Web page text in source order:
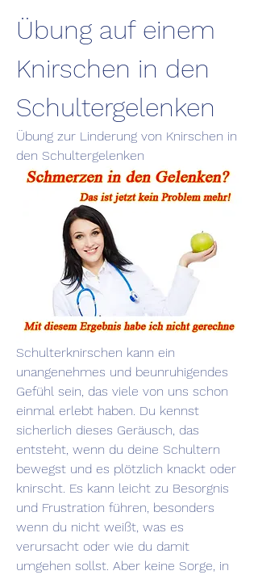
Übung auf einem
Knirschen in den
Schultergelenken
Übung zur Linderung von Knirschen in
den Schultergelenken
Schulterknirschen kann ein
unangenehmes und beunruhigendes
Gefühl sein, das viele von uns schon
einmal erlebt haben. Du kennst
sicherlich dieses Geräusch, das
entsteht, wenn du deine Schultern
bewegst und es plötzlich knackt oder
knirscht. Es kann leicht zu Besorgnis
und Frustration führen, besonders
wenn du nicht weißt, was es
verursacht oder wie du damit
umgehen sollst. Aber keine Sorge, in